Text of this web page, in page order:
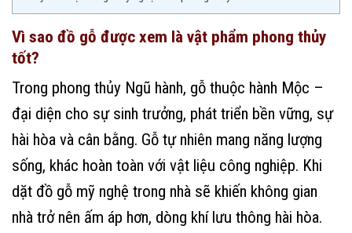
Vì sao đồ gỗ được xem là vật phẩm phong thủy
tốt?
Trong phong thủy Ngũ hành, gỗ thuộc hành Mộc –
đại diện cho sự sinh trưởng, phát triển bền vững, sự
hài hòa và cân bằng. Gỗ tự nhiên mang năng lượng
sống, khác hoàn toàn với vật liệu công nghiệp. Khi
dặt đồ gỗ mỹ nghệ trong nhà sẽ khiến không gian
nhà trở nên ấm áp hơn, dòng khí lưu thông hài hòa.